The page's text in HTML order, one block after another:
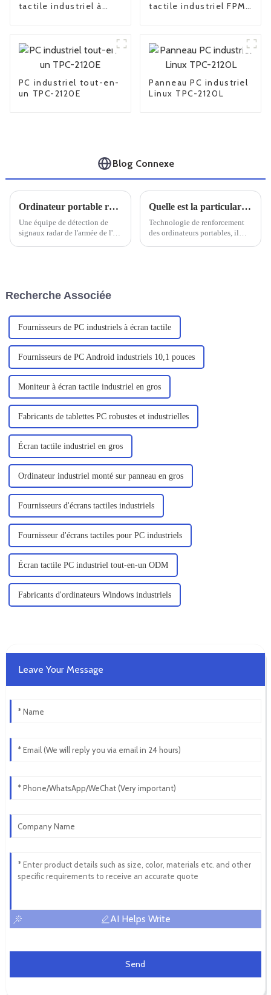
tactile industriel à
tactile industriel FPM-
PC industriel tout-en-
un TPC-2120E
Panneau PC industriel
Linux TPC-2120L
Blog Connexe
Ordinateur portable robuste Univitech C159 pour le système de détection EMR
Une équipe de détection de
signaux radar de l'armée de l'air
Quelle est la particularité d'un ordinateur portable doté de trois renforts de défense
Technologie de renforcement
des ordinateurs portables, il
site, un...
Recherche Associée
Fournisseurs de PC industriels à écran tactile
Fournisseurs de PC Android industriels 10,1 pouces
Moniteur à écran tactile industriel en gros
Fabricants de tablettes PC robustes et industrielles
Écran tactile industriel en gros
Ordinateur industriel monté sur panneau en gros
Fournisseurs d'écrans tactiles industriels
Fournisseur d'écrans tactiles pour PC industriels
Écran tactile PC industriel tout-en-un ODM
Fabricants d'ordinateurs Windows industriels
Leave Your Message
AI Helps Write
Send